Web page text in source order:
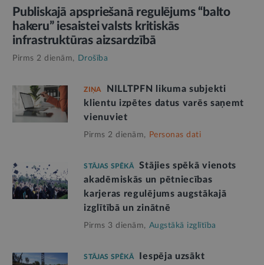
Publiskajā apspriešanā regulējums “balto
hakeru” iesaistei valsts kritiskās
infrastruktūras aizsardzībā
Pirms 2 dienām, Drošība
ZIŅA
NILLTPFN likuma subjekti
klientu izpētes datus varēs saņemt
vienuviet
Pirms 2 dienām, Personas dati
STĀJAS SPĒKĀ
Stājies spēkā vienots
akadēmiskās un pētniecības
karjeras regulējums augstākajā
izglītībā un zinātnē
Pirms 3 dienām, Augstākā izglītība
STĀJAS SPĒKĀ
Iespēja uzsākt